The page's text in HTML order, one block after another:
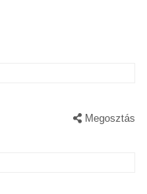
Megosztás